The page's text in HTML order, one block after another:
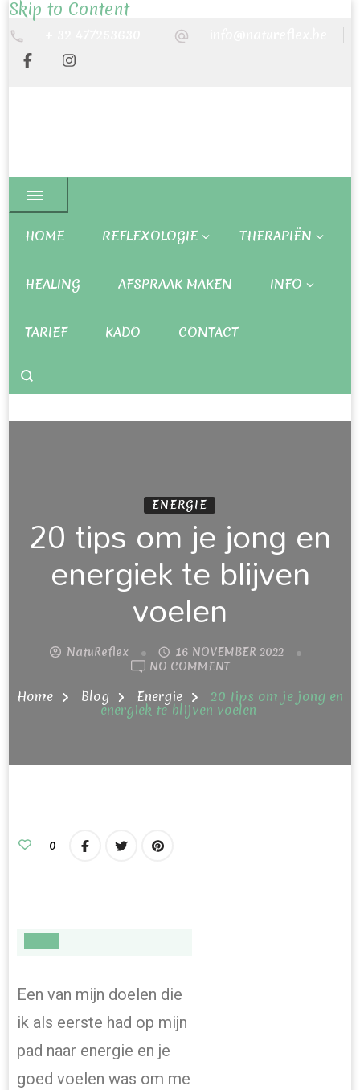
Skip to Content
HOME REFLEXOLOGIE THERAPIËN
HEALING AFSPRAAK MAKEN INFO
TARIEF KADO CONTACT
ENERGIE
20 tips om je jong en
energiek te blijven
voelen
NatuReflex
16 NOVEMBER 2022
NO COMMENT
Home Blog Energie 20 tips om je jong en
energiek te blijven voelen
0
Een van mijn doelen die
ik als eerste had op mijn
pad naar energie en je
goed voelen was om me